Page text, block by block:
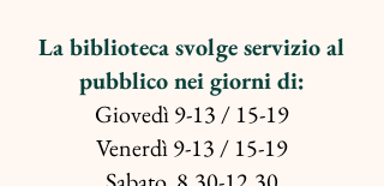
La biblioteca svolge servizio al
pubblico nei giorni di:
Giovedì 9-13 / 15-19
Venerdì 9-13 / 15-19